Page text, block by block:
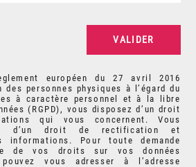
européen du 27 avril 2016
personnes physiques à l’égard du
à caractère personnel et à la libre
(RGPD), vous disposez d’un droit
qui vous concernent. Vous
d’un droit de rectification et
informations. Pour toute demande
de vos droits sur vos données
vous adresser à l’adresse